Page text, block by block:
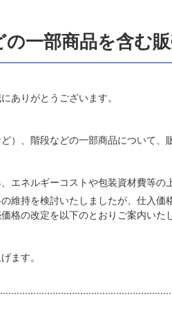
一部商品を含む
ありがとうございます。
）、階段などの一部商品について、
エネルギーコストや包装資材費等
維持を検討いたしましたが、仕入
格の改定を以下のとおりご案内いた
ます。